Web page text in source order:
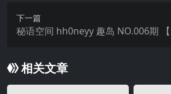
下一篇
秘语空间 hh0neyy 趣岛 NO.006期
相关文章